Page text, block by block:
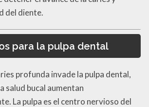
del diente.
para la pulpa dental
profunda invade la pulpa dental,
salud bucal aumentan
La pulpa es el centro nervioso del